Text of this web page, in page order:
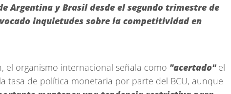
Argentina y Brasil desde el segundo trimestre de
inquietudes sobre la competitividad en
el organismo internacional señala como "acertado"el
tasa de política monetaria por parte del BCU, aunque